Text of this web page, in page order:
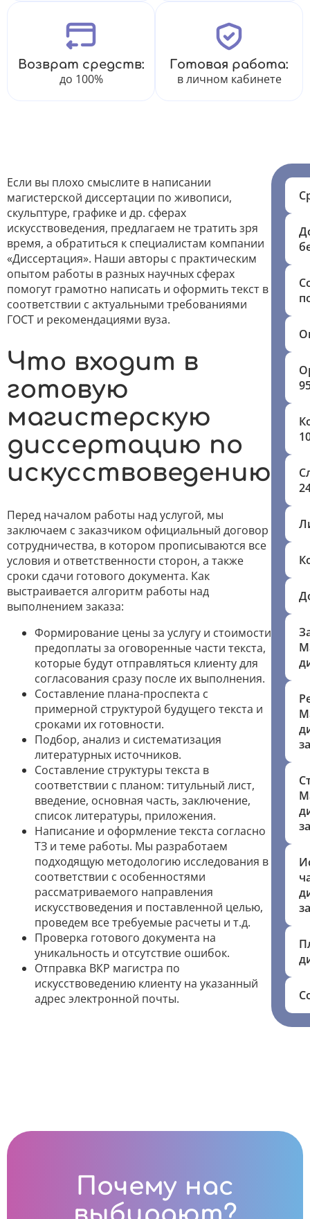
Возврат средств:
до 100%
Готовая работа:
в личном кабинете
Если вы плохо смыслите в написании
магистерской диссертации по живописи,
скульптуре, графике и др. сферах
искусствоведения, предлагаем не тратить зря
время, а обратиться к специалистам компании
«Диссертация». Наши авторы с практическим
опытом работы в разных научных сферах
помогут грамотно написать и оформить текст в
соответствии с актуальными требованиями
ГОСТ и рекомендациями вуза.
Что входит в
готовую
магистерскую
диссертацию по
искусствоведению
Перед началом работы над услугой, мы
заключаем с заказчиком официальный договор
сотрудничества, в котором прописываются все
условия и ответственности сторон, а также
сроки сдачи готового документа. Как
выстраивается алгоритм работы над
выполнением заказа:
Формирование цены за услугу и стоимости
предоплаты за оговоренные части текста,
которые будут отправляться клиенту для
согласования сразу после их выполнения.
Составление плана-проспекта с
примерной структурой будущего текста и
сроками их готовности.
Подбор, анализ и систематизация
литературных источников.
Составление структуры текста в
соответствии с планом: титульный лист,
введение, основная часть, заключение,
список литературы, приложения.
Написание и оформление текста согласно
ТЗ и теме работы. Мы разработаем
подходящую методологию исследования в
соответствии с особенностями
рассматриваемого направления
искусствоведения и поставленной целью,
проведем все требуемые расчеты и т.д.
Проверка готового документа на
уникальность и отсутствие ошибок.
Отправка ВКР магистра по
искусствоведению клиенту на указанный
адрес электронной почты.
Почему нас